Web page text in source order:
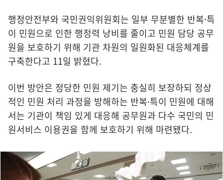
행정안전부와 국민권익위원회는 일부 무분별한 반복·특
이 민원으로 인한 행정력 낭비를 줄이고 민원 담당 공무
원을 보호하기 위해 기관 차원의 일원화된 대응체계를
구축한다고 11일 밝혔다.
이번 방안은 정당한 민원 제기는 충실히 보장하되 정상
적인 민원 처리 과정을 방해하는 반복·특이 민원에 대해
서는 기관이 책임 있게 대응해 공무원과 다수 국민의 민
원서비스 이용권을 함께 보호하기 위해 마련됐다.